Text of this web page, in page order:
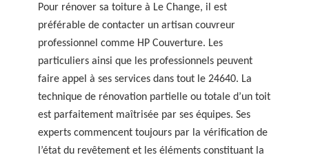
Pour rénover sa toiture à Le Change, il est
préférable de contacter un artisan couvreur
professionnel comme HP Couverture. Les
particuliers ainsi que les professionnels peuvent
faire appel à ses services dans tout le 24640. La
technique de rénovation partielle ou totale d’un toit
est parfaitement maîtrisée par ses équipes. Ses
experts commencent toujours par la vérification de
l’état du revêtement et les éléments constituant la